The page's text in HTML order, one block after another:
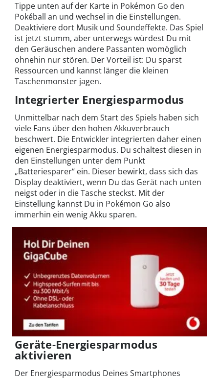
Tippe unten auf der Karte in Pokémon Go den
Pokéball an und wechsel in die Einstellungen.
Deaktiviere dort Musik und Soundeffekte. Das Spiel
ist jetzt stumm, aber unterwegs würdest Du mit
den Geräuschen andere Passanten womöglich
ohnehin nur stören. Der Vorteil ist: Du sparst
Ressourcen und kannst länger die kleinen
Taschenmonster jagen.
Integrierter Energiesparmodus
Unmittelbar nach dem Start des Spiels haben sich
viele Fans über den hohen Akkuverbrauch
beschwert. Die Entwickler integrierten daher einen
eigenen Energiesparmodus. Du schaltest diesen in
den Einstellungen unter dem Punkt
„Batteriesparer“ ein. Dieser bewirkt, dass sich das
Display deaktiviert, wenn Du das Gerät nach unten
neigst oder in die Tasche steckst. Mit der
Einstellung kannst Du in Pokémon Go also
immerhin ein wenig Akku sparen.
Geräte-Energiesparmodus
aktivieren
Der Energiesparmodus Deines Smartphones